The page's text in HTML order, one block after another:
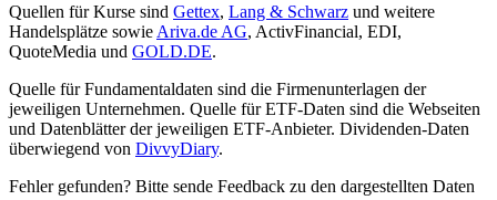
Quellen für Kurse sind Gettex, Lang & Schwarz und weitere
Handelsplätze sowie Ariva.de AG, ActivFinancial, EDI,
QuoteMedia und GOLD.DE.
Quelle für Fundamentaldaten sind die Firmenunterlagen der
jeweiligen Unternehmen. Quelle für ETF-Daten sind die Webseiten
und Datenblätter der jeweiligen ETF-Anbieter. Dividenden-Daten
überwiegend von DivvyDiary.
Fehler gefunden? Bitte sende Feedback zu den dargestellten Daten